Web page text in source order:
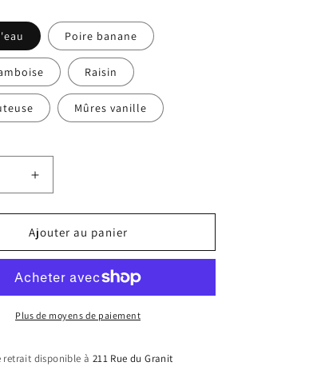
Poire banane
Raisin
Mûres vanille
Augmenter
la
quantité
de
Démêlant
rinçage
format
enfants
Ajouter au panier
Plus de moyens de paiement
retrait disponible à 211 Rue du Granit